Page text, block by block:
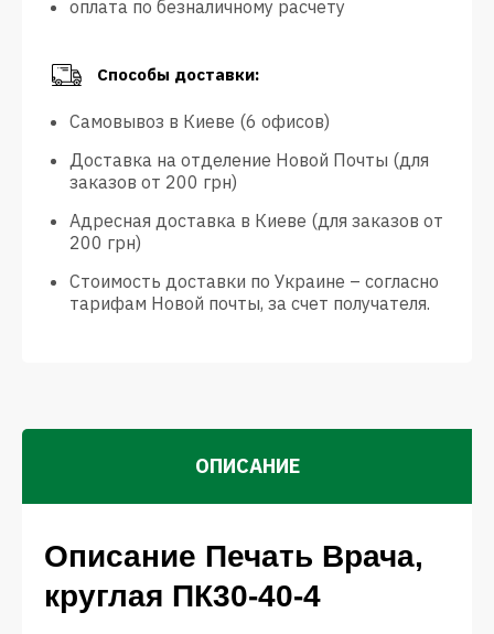
оплата по безналичному расчету
Способы доставки:
Самовывоз в Киеве (6 офисов)
Доставка на отделение Новой Почты (для
заказов от 200 грн)
Адресная доставка в Киеве (для заказов от
200 грн)
Стоимость доставки по Украине – согласно
тарифам Новой почты, за счет получателя.
ОПИСАНИЕ
Описание Печать Врача,
круглая ПК30-40-4